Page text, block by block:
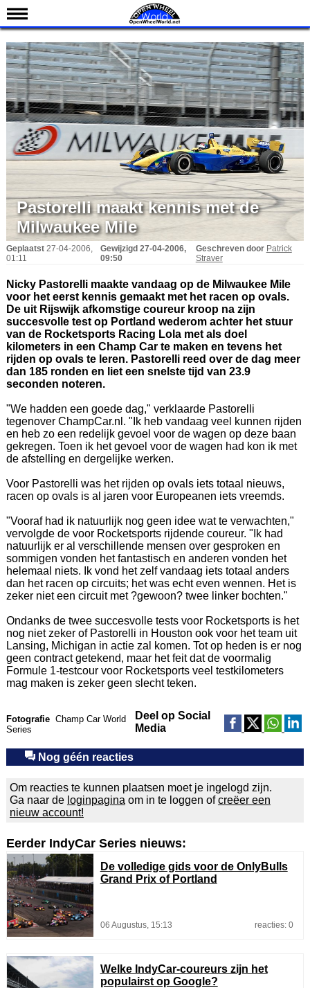
Nieuws
Kalender
Uitslagen
Standen
Coureurs
Teams
IndyCar 101
Indy 500
English
Pastorelli maakt kennis met de
Milwaukee Mile
Geplaatst 27-04-2006,
01:11
Gewijzigd 27-04-2006,
09:50
Geschreven door Patrick
Straver
Nicky Pastorelli maakte vandaag op de Milwaukee Mile
voor het eerst kennis gemaakt met het racen op ovals.
De uit Rijswijk afkomstige coureur kroop na zijn
succesvolle test op Portland wederom achter het stuur
van de Rocketsports Racing Lola met als doel
kilometers in een Champ Car te maken en tevens het
rijden op ovals te leren. Pastorelli reed over de dag meer
dan 185 ronden en liet een snelste tijd van 23.9
seconden noteren.
"We hadden een goede dag," verklaarde Pastorelli
tegenover ChampCar.nl. "Ik heb vandaag veel kunnen rijden
en heb zo een redelijk gevoel voor de wagen op deze baan
gekregen. Toen ik het gevoel voor de wagen had kon ik met
de afstelling en dergelijke werken.
Voor Pastorelli was het rijden op ovals iets totaal nieuws,
racen op ovals is al jaren voor Europeanen iets vreemds.
"Vooraf had ik natuurlijk nog geen idee wat te verwachten,"
vervolgde de voor Rocketsports rijdende coureur. "Ik had
natuurlijk er al verschillende mensen over gesproken en
sommigen vonden het fantastisch en anderen vonden het
helemaal niets. Ik vond het zelf vandaag iets totaal anders
dan het racen op circuits; het was echt even wennen. Het is
zeker niet een circuit met ?gewoon? twee linker bochten."
Ondanks de twee succesvolle tests voor Rocketsports is het
nog niet zeker of Pastorelli in Houston ook voor het team uit
Lansing, Michigan in actie zal komen. Tot op heden is er nog
geen contract getekend, maar het feit dat de voormalig
Formule 1-testcour voor Rocketsports veel testkilometers
mag maken is zeker geen slecht teken.
Fotografie Champ Car World
Series
Deel op Social
Media
Nog géén reacties
Om reacties te kunnen plaatsen moet je ingelogd zijn.
Ga naar de loginpagina om in te loggen ofcreëer een
nieuw account!
Eerder IndyCar Series nieuws:
De volledige gids voor de OnlyBulls
Grand Prix of Portland
06 Augustus, 15:13 reacties: 0
Welke IndyCar-coureurs zijn het
populairst op Google?